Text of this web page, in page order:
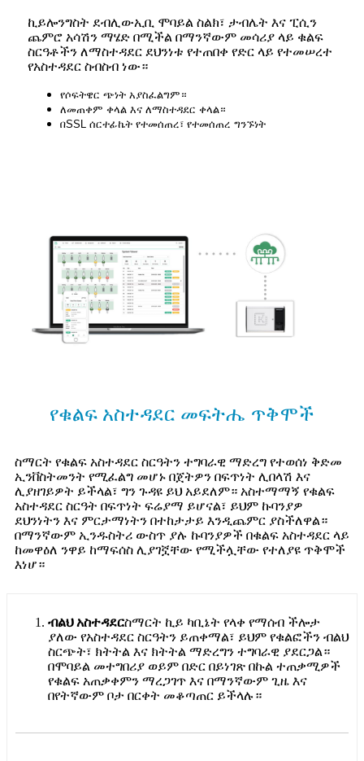
ኪይሎንግስት ደብሊውኢቢ ሞባይል ስልክ፣ ታብሌት እና ፒሲን
ጨምሮ አሳሽን ማሄድ በሚችል በማንኛውም መሳሪያ ላይ ቁልፍ
ስርዓቶችን ለማስተዳደር ደህንነቱ የተጠበቀ የድር ላይ የተመሠረተ
የአስተዳደር ስብስብ ነው።
የሶፍትዌር ጭነት አያስፈልግም።
ለመጠቀም ቀላል እና ለማስተዳደር ቀላል።
በSSL ሰርተፊኬት የተመሰጠረ፣ የተመሰጠረ ግንኙነት
የቁልፍ አስተዳደር መፍትሔ ጥቅሞች
ስማርት የቁልፍ አስተዳደር ስርዓትን ተግባራዊ ማድረግ የተወሰነ ቅድመ
ኢንቨስትመንት የሚፈልግ መሆኑ በጀትዎን በፍጥነት ሊበላሽ እና
ሊያዘገይዎት ይችላል፣ ግን ጉዳዩ ይህ አይደለም። አስተማማኝ የቁልፍ
አስተዳደር ስርዓት በፍጥነት ፍሬያማ ይሆናል፣ ይህም ኩባንያዎ
ደህንነትን እና ምርታማነትን በተከታታይ እንዲጨምር ያስችለዋል።
በማንኛውም ኢንዱስትሪ ውስጥ ያሉ ኩባንያዎች በቁልፍ አስተዳደር ላይ
ከመዋዕለ ንዋይ ከማፍሰስ ሊያገኟቸው የሚችሏቸው የተለያዩ ጥቅሞች
እነሆ።
ብልህ አስተዳደርስማርት ኪይ ካቢኔት የላቀ የማሰብ ችሎታ
ያለው የአስተዳደር ስርዓትን ይጠቀማል፣ ይህም የቁልፎችን ብልህ
ስርጭት፣ ክትትል እና ክትትል ማድረግን ተግባራዊ ያደርጋል።
በሞባይል መተግበሪያ ወይም በድር በይነገጽ በኩል ተጠቃሚዎች
የቁልፍ አጠቃቀምን ማረጋገጥ እና በማንኛውም ጊዜ እና
በየትኛውም ቦታ በርቀት መቆጣጠር ይችላሉ።